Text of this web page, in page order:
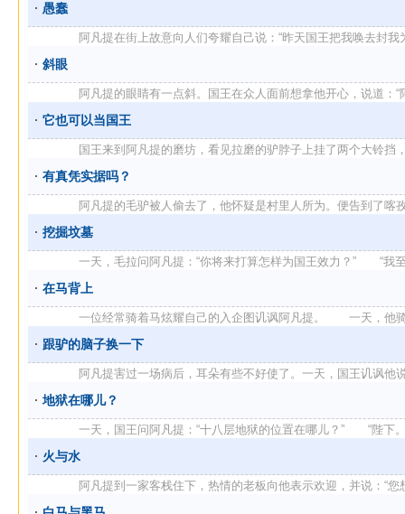
愚蠢
阿凡提在街上故意向人们夸耀自己说：“昨天国王把我唤去封我
斜眼
阿凡提的眼睛有一点斜。国王在众人面前想拿他开心，说道：“
它也可以当国王
国王来到阿凡提的磨坊，看见拉磨的驴脖子上挂了两个大铃挡
有真凭实据吗？
阿凡提的毛驴被人偷去了，他怀疑是村里人所为。便告到了喀
挖掘坟墓
一天，毛拉问阿凡提：“你将来打算怎样为国王效力？” “我
在马背上
一位经常骑着马炫耀自己的入企图讥讽阿凡提。 一天，他
跟驴的脑子换一下
阿凡提害过一场病后，耳朵有些不好使了。一天，国王讥讽他
地狱在哪儿？
一天，国王问阿凡提：“十八层地狱的位置在哪儿？” “陛下
火与水
阿凡提到一家客栈住下，热情的老板向他表示欢迎，并说：“您